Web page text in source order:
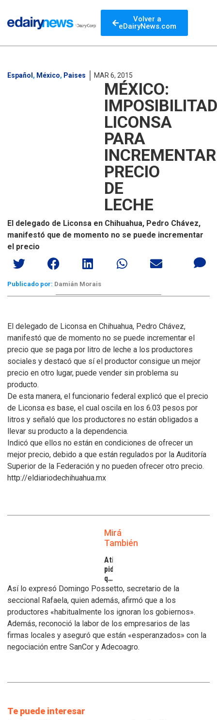
Volver a
eDairyNews.com
Español , México, Paises MAR 6, 2015
MÉXICO:
LICONSA
PARA
INCREMENTAR
PRECIO
DE
LECHE
El delegado de Liconsa en Chihuahua, Pedro Chávez,
manifestó que de momento no se puede incrementar
el precio
Publicado por: Damián Morais
El delegado de Liconsa en Chihuahua, Pedro Chávez,
manifestó que de momento no se puede incrementar el
precio que se paga por litro de leche a los productores
sociales y destacó que sí el productor consigue un mejor
precio en otro lugar, puede vender sin problema su
producto.
De esta manera, el funcionario federal explicó que el precio
de Liconsa es base, el cual oscila en los 6.03 pesos por
litros y señaló que los productores no están obligados a
llevar su producto a la dependencia.
Indicó que ellos no están en condiciones de ofrecer un
mejor precio, debido a que están regulados por la Auditoría
Superior de la Federación y no pueden ofrecer otro precio.
http://eldiariodechihuahua.mx
Mirá
También
Atilra
pide
que
se
atiendan
inconvenientes
de
los
tamberos
Así lo expresó Domingo Possetto, secretario de la
seccional Rafaela, quien además, afirmó que a los
productores «habitualmente los ignoran los gobiernos».
Además, reconoció la labor de los empresarios de las
firmas locales y aseguró que están «esperanzados» con la
negociación entre SanCor y Adecoagro.
Te puede interesar